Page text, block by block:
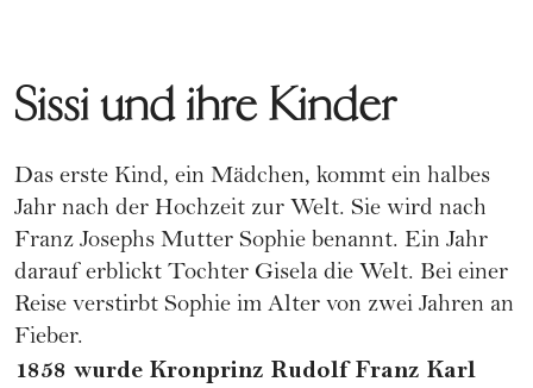
Sissi und ihre Kinder
Das erste Kind, ein Mädchen, kommt ein halbes
Jahr nach der Hochzeit zur Welt. Sie wird nach
Franz Josephs Mutter Sophie benannt. Ein Jahr
darauf erblickt Tochter Gisela die Welt. Bei einer
Reise verstirbt Sophie im Alter von zwei Jahren an
Fieber.
1858 wurde Kronprinz Rudolf Franz Karl